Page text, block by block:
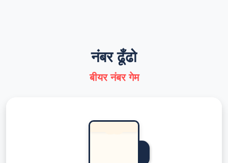
नंबर ढूँढो
बीयर नंबर गेम